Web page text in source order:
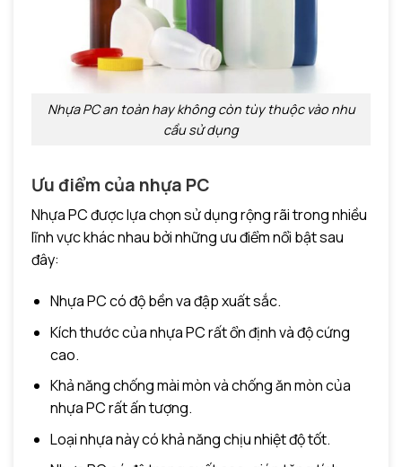
Nhựa PC an toàn hay không còn tùy thuộc vào nhu
cầu sử dụng
Ưu điểm của nhựa PC
Nhựa PC được lựa chọn sử dụng rộng rãi trong nhiều
lĩnh vực khác nhau bởi những ưu điểm nổi bật sau
đây:
Nhựa PC có độ bền va đập xuất sắc.
Kích thước của nhựa PC rất ổn định và độ cứng
cao.
Khả năng chống mài mòn và chống ăn mòn của
nhựa PC rất ấn tượng.
Loại nhựa này có khả năng chịu nhiệt độ tốt.